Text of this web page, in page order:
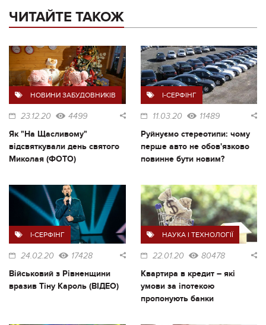
ЧИТАЙТЕ ТАКОЖ
НОВИНИ ЗАБУДОВНИКІВ
23.12.20 4499
Як "На Щасливому"
відсвяткували день святого
Миколая (ФОТО)
I-СЕРФІНГ
11.03.20 11489
Руйнуємо стереотипи: чому
перше авто не обов'язково
повинне бути новим?
I-СЕРФІНГ
24.02.20 17428
Військовий з Рівненщини
вразив Тіну Кароль (ВІДЕО)
НАУКА І ТЕХНОЛОГІЇ
22.01.20 80478
Квартира в кредит – які
умови за іпотекою
пропонують банки